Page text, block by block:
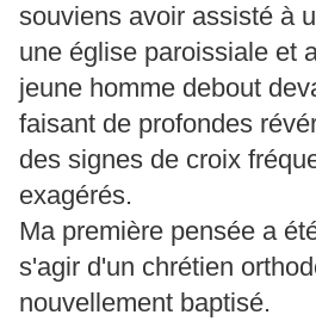
souviens avoir assisté à
une église paroissiale et
jeune homme debout
faisant de profondes
des signes de croix
exagérés.
Ma première pensée a
s'agir d'un chrétien
nouvellement baptisé.